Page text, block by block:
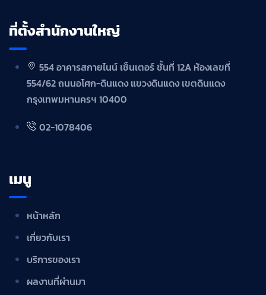
ที่ตั้งสำนักงานใหญ่
554 อาคารสกายไนน์ เซ็นเตอร์ ชั้นที่ 12A ห้องเลขที่
554/62 ถนนอโศก-ดินแดง แขวงดินแดง เขตดินแดง
กรุงเทพมหานครฯ 10400
02-1078406
เมนู
หน้าหลัก
เกี่ยวกับเรา
บริการของเรา
ผลงานที่ผ่านมา